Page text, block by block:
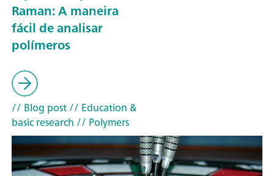
Raman: A maneira
fácil de analisar
polímeros
// Blog post// Education &
basic research // Polymers